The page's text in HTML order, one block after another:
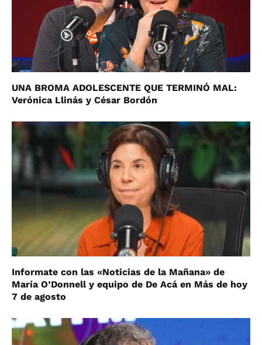
UNA BROMA ADOLESCENTE QUE TERMINÓ MAL:
Verónica Llinás y César Bordón
Informate con las «Noticias de la Mañana» de
María O’Donnell y equipo de De Acá en Más de hoy
7 de agosto